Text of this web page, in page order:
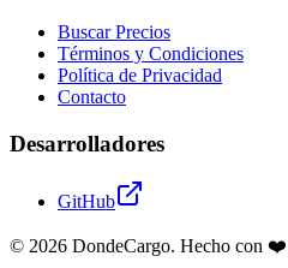
Buscar Precios
Términos y Condiciones
Política de Privacidad
Contacto
Desarrolladores
GitHub
© 2026 DondeCargo. Hecho con ❤️